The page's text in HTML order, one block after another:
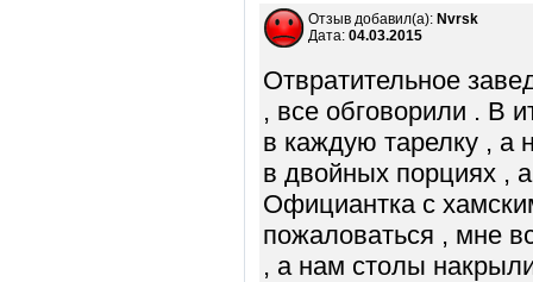
Отзыв добавил(а): Nvrsk
Дата: 04.03.2015
Отвратительное
, все обговорили . В
в каждую тарелку , а
в двойных порциях ,
Официантка с
пожаловаться , мне
, а нам столы